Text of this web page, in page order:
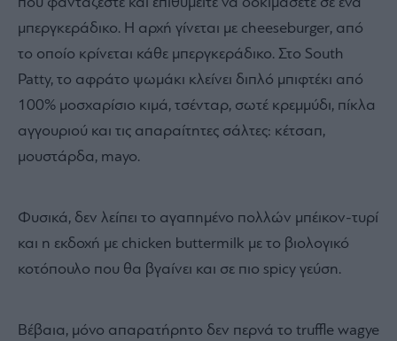
που φαντάζεστε και επιθυμείτε να δοκιμάσετε σε ένα
μπεργκεράδικο. Η αρχή γίνεται με cheeseburger, από
το οποίο κρίνεται κάθε μπεργκεράδικο. Στο South
Patty, το αφράτο ψωμάκι κλείνει διπλό μπιφτέκι από
100% μοσχαρίσιο κιμά, τσένταρ, σωτέ κρεμμύδι, πίκλα
αγγουριού και τις απαραίτητες σάλτες: κέτσαπ,
μουστάρδα, mayo.
Φυσικά, δεν λείπει το αγαπημένο πολλών μπέικον-τυρί
και η εκδοχή με chicken buttermilk με το βιολογικό
κοτόπουλο που θα βγαίνει και σε πιο spicy γεύση.
Βέβαια, μόνο απαρατήρητο δεν περνά το truffle wagye